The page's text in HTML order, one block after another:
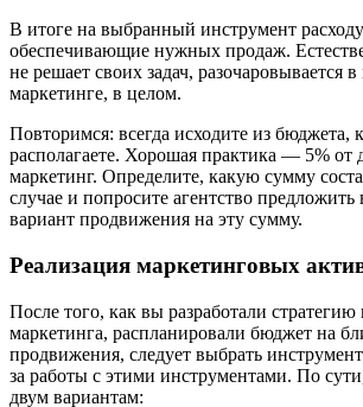
В итоге на выбранный инструмент
обеспечивающие нужных продаж.
не решает своих задач, разочаровывается
маркетинге, в целом.
Повторимся: всегда исходите из бюджета,
располагаете. Хорошая практика — 5% от
маркетинг. Определите, какую сумму
случае и попросите агентство
вариант продвижения на эту сумму.
Реализация маркетинговых
После того, как вы разработали стратегию
маркетинга, распланировали бюджет на
продвижения, следует выбрать
за работы с этими инструментами. По
двум вариантам: